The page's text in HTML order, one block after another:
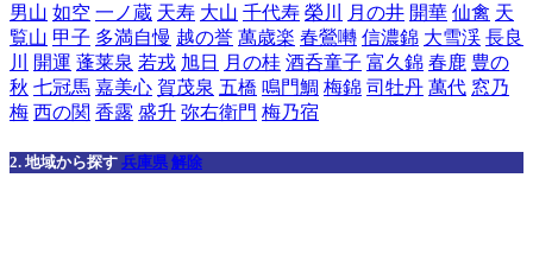
男山 如空 一ノ蔵 天寿 大山 千代寿 榮川 月の井 開華 仙禽 天
覧山 甲子 多満自慢 越の誉 萬歳楽 春鶯囀 信濃錦 大雪渓 長良
川
開運 蓬莱泉 若戎 旭日 月の桂 酒呑童子 富久錦 春鹿 豊の
秋 七冠馬 嘉美心 賀茂泉 五橋 鳴門鯛 梅錦 司牡丹 萬代 窓乃
梅 西の関 香露 盛升 弥右衛門 梅乃宿
2. 地域から探す 兵庫県 解除